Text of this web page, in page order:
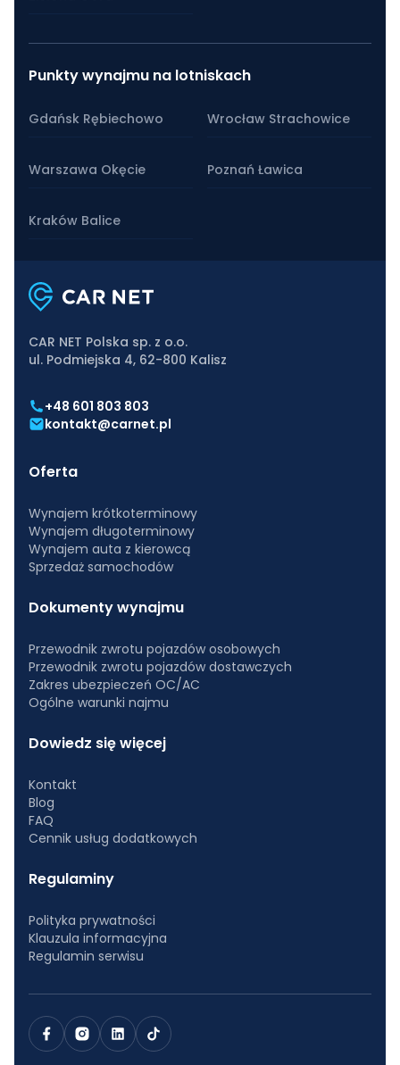
Punkty wynajmu na lotniskach
Gdańsk Rębiechowo Wrocław Strachowice
Warszawa Okęcie Poznań Ławica
Kraków Balice
CAR NET Polska sp. z o.o.
ul. Podmiejska 4, 62-800 Kalisz
+48 601 803 803
kontakt@carnet.pl
Oferta
Wynajem krótkoterminowy
Wynajem długoterminowy
Wynajem auta z kierowcą
Sprzedaż samochodów
Dokumenty wynajmu
Przewodnik zwrotu pojazdów osobowych
Przewodnik zwrotu pojazdów dostawczych
Zakres ubezpieczeń OC/AC
Ogólne warunki najmu
Dowiedz się więcej
Kontakt
Blog
FAQ
Cennik usług dodatkowych
Regulaminy
Polityka prywatności
Klauzula informacyjna
Regulamin serwisu